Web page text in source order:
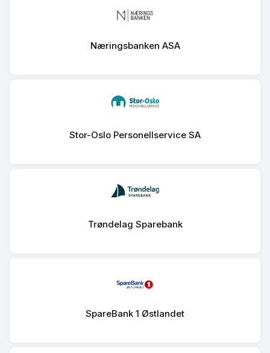
Næringsbanken ASA
Stor-Oslo Personellservice SA
Trøndelag Sparebank
SpareBank 1 Østlandet